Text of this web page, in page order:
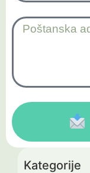
Kategorije